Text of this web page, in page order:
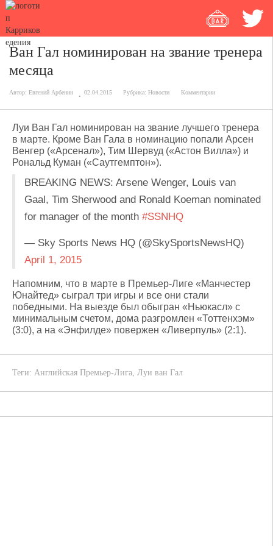
Ван Гал номинирован на звание тренера
месяца
Автор: Евгений Арбенин 02.04.2015 Рубрика: Новости Комментарии
Луи Ван Гал номинирован на звание лучшего тренера
в марте. Кроме Ван Гала в номинацию попали Арсен
Венгер («Арсенал»), Тим Шервуд («Астон Вилла») и
Рональд Куман («Саутгемптон»).
BREAKING NEWS: Arsene Wenger, Louis van
Gaal, Tim Sherwood and Ronald Koeman nominated
for manager of the month #SSNHQ
— Sky Sports News HQ (@SkySportsNewsHQ)
April 1, 2015
Напомним, что в марте в Премьер-Лиге «Манчестер
Юнайтед» сыграл три игры и все они стали
победными. На выезде был обыгран «Ньюкасл» с
минимальным счетом, дома разгромлен «Тоттенхэм»
(3:0), а на «Энфилде» повержен «Ливерпуль» (2:1).
Теги: Английская Премьер-Лига, Луи ван Гал